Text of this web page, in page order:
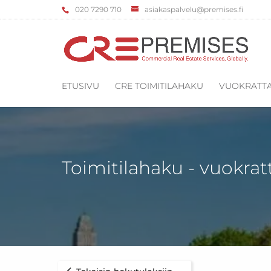
‌020 7290 710 asiakaspalvelu@premises.fi
ETUSIVU CRE TOIMITILAHAKU
Toimitilahaku -